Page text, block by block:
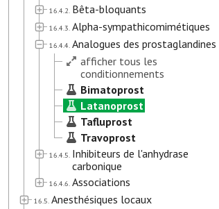
16.4.2. Bêta-bloquants
16.4.3. Alpha-sympathicomimétiques
16.4.4. Analogues des prostaglandines
afficher tous les
conditionnements
Bimatoprost
Latanoprost
Tafluprost
Travoprost
16.4.5. Inhibiteurs de l'anhydrase
carbonique
16.4.6. Associations
16.5. Anesthésiques locaux